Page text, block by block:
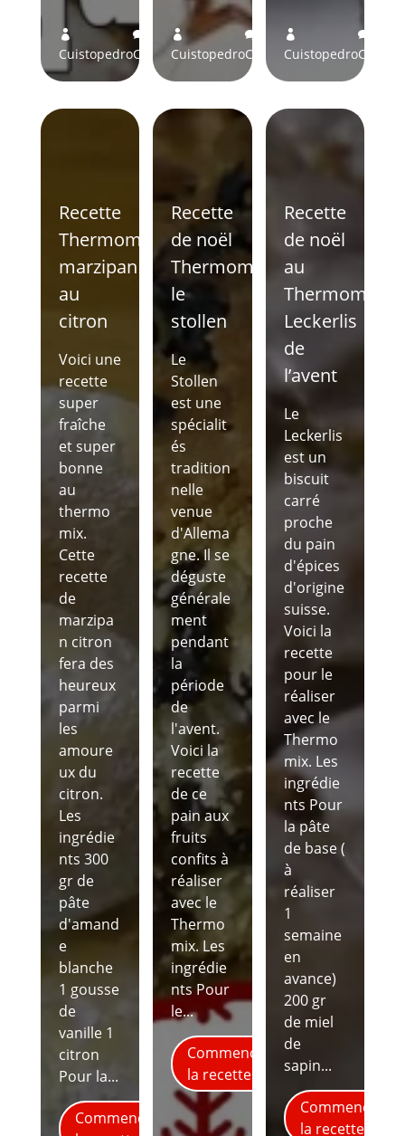

Cuistopedro

Comments

Cuistopedro

Comments

Cuistopedro

Recette
Thermomix
marzipan
au
citron
Voici une
recette
super
fraîche
et super
bonne
au
thermo
mix.
Cette
recette
de
marzipa
n citron
fera des
heureux
parmi
les
amoure
ux du
citron.
Les
ingrédie
nts 300
gr de
pâte
d'amand
e
blanche
1 gousse
de
vanille 1
citron
Pour la...
Commence
Recette
de noël
Thermomix
le
stollen
Le
Stollen
est une
spécialit
és
tradition
nelle
venue
d'Allema
gne. Il se
déguste
générale
ment
pendant
la
période
de
l'avent.
Voici la
recette
de ce
pain aux
fruits
confits à
réaliser
avec le
Thermo
mix. Les
ingrédie
nts Pour
le...
Commence
la recette
Recette
de noël
au
Thermomix
Leckerlis
de
l’avent
Le
Leckerlis
est un
biscuit
carré
proche
du pain
d'épices
d'origine
suisse.
Voici la
recette
pour le
réaliser
avec le
Thermo
mix. Les
ingrédie
nts Pour
la pâte
de base (
à
réaliser
1
semaine
en
avance)
200 gr
de miel
de
sapin...
Commence
la recette